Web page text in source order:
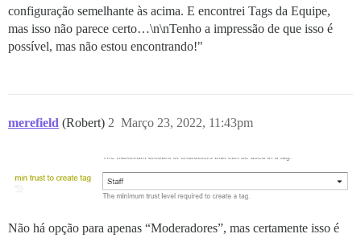
configuração semelhante às acima. E encontrei Tags da Equipe,
mas isso não parece certo…\n\nTenho a impressão de que isso é
possível, mas não estou encontrando!"
merefield (Robert) Março 23, 2022, 11:43pm
2
Não há opção para apenas “Moderadores”, mas certamente isso é